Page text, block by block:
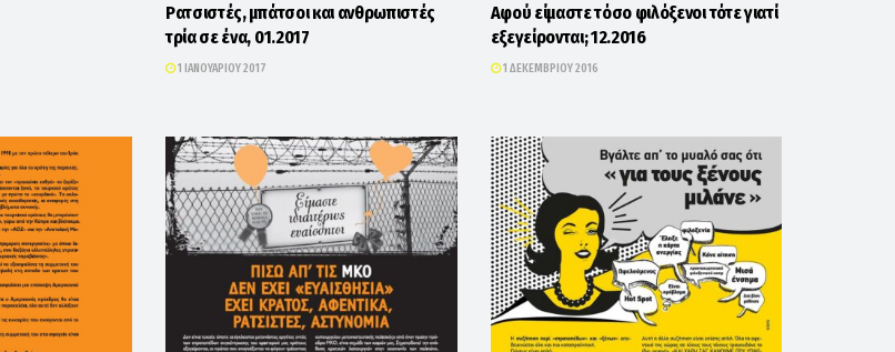
Ρατσιστές, μπάτσοι και ανθρωπιστές
τρία σε ένα, 01.2017
1 ΙΑΝΟΥΑΡΊΟΥ 2017
Αφού είμαστε τόσο φιλόξενοι τότε γιατί
εξεγείρονται; 12.2016
1 ΔΕΚΕΜΒΡΊΟΥ 2016